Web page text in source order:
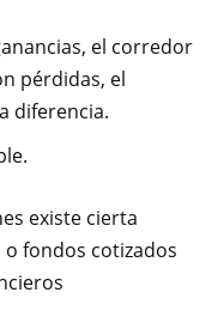
el corredor
pérdidas, el
diferencia.
existe cierta
o fondos cotizados